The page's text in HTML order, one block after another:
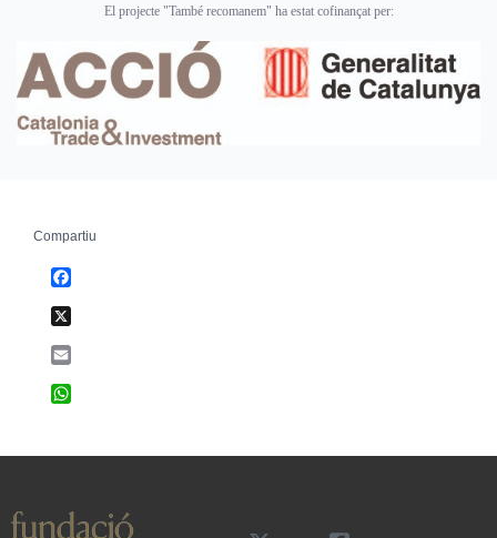
El projecte "També recomanem" ha estat cofinançat per:
Compartiu